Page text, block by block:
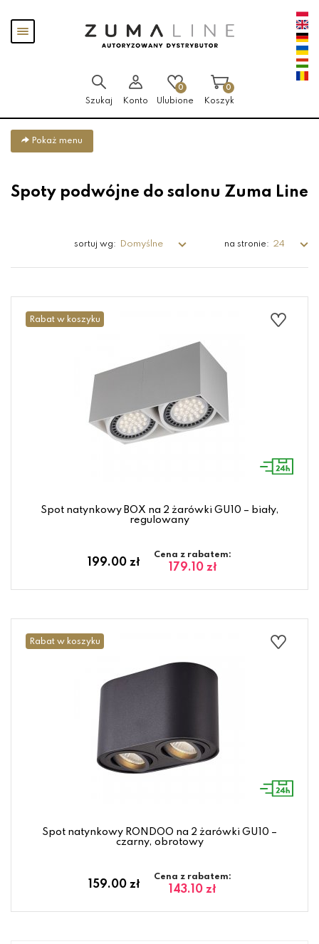
Pokaż
menu
Szukaj Konto
0
Ulubione
0
Koszyk
Pokaż menu
Spoty podwójne do salonu Zuma Line
sortuj wg: Domyślne na stronie: 24
Rabat w koszyku
Spot natynkowy BOX na 2 żarówki GU10 – biały,
regulowany
199.00 zł
Cena z rabatem:
179.10 zł
Rabat w koszyku
Spot natynkowy RONDOO na 2 żarówki GU10 –
czarny, obrotowy
159.00 zł
Cena z rabatem:
143.10 zł